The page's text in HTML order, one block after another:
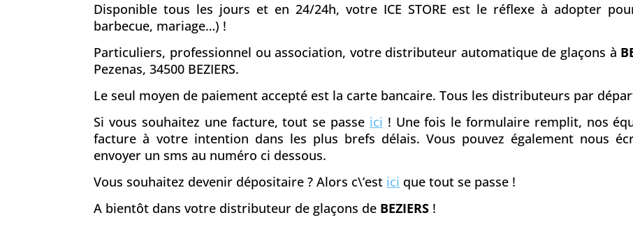
Disponible tous les jours et en 24/24h, votre ICE STORE est le réflexe à adopter
barbecue, mariage…) !
Particuliers, professionnel ou association, votre distributeur automatique de glaçons à
Pezenas, 34500 BEZIERS.
Le seul moyen de paiement accepté est la carte bancaire. Tous les distributeurs par
Si vous souhaitez une facture, tout se passe ici ! Une fois le formulaire remplit, nos
facture à votre intention dans les plus brefs délais. Vous pouvez également nous
envoyer un sms au numéro ci dessous.
Vous souhaitez devenir dépositaire ? Alors c\’est ici que tout se passe !
A bientôt dans votre distributeur de glaçons de BEZIERS !